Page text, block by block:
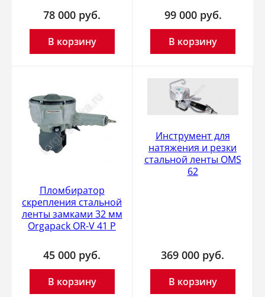
78 000 руб.
В корзину
99 000 руб.
В корзину
Пломбиратор
скрепления стальной
ленты замками 32 мм
Orgapack OR-V 41 P
45 000 руб.
В корзину
Инструмент для
натяжения и резки
стальной ленты OMS
62
369 000 руб.
В корзину